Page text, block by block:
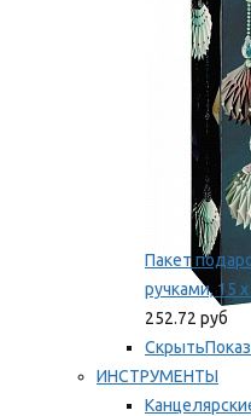
Пакет
ручками, 15
252.72 руб
Скрыть
ИНСТРУМЕНТЫ